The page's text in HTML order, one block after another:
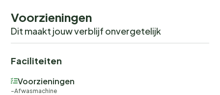
Voorzieningen
Dit maakt jouw verblijf onvergetelijk
Faciliteiten
Voorzieningen
Afwasmachine